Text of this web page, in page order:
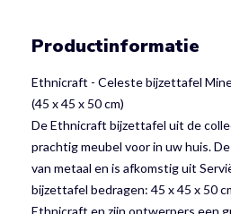
Productinformatie
Ethnicraft - Celeste bijzettafel
(45 x 45 x 50 cm)
De Ethnicraft bijzettafel uit de
prachtig meubel voor in uw huis.
van metaal en is afkomstig uit
bijzettafel bedragen: 45 x 45 x 50
Ethnicraft en zijn ontwerpers een